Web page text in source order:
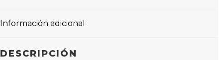
Información adicional
DESCRIPCIÓN